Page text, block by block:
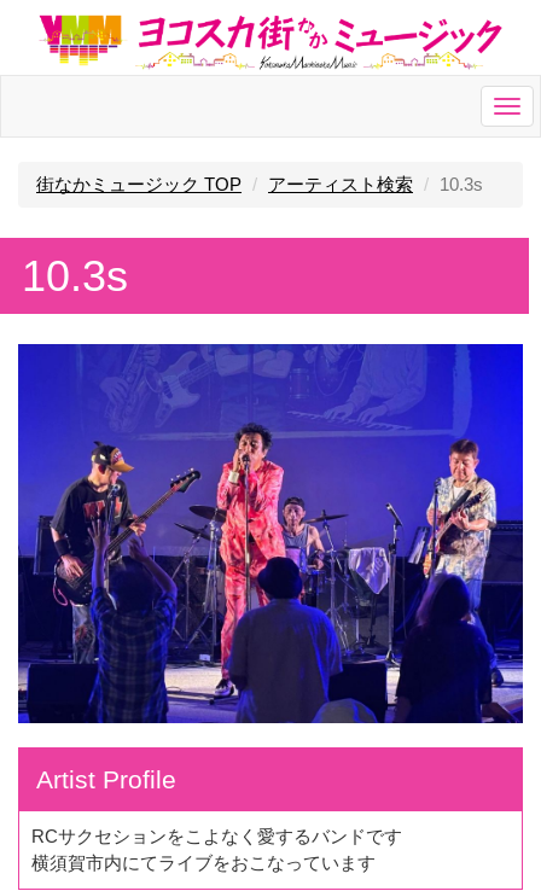
街なかミュージック TOP アーティスト検索 10.3s
10.3s
Artist Profile
RCサクセションをこよなく愛するバンドです
横須賀市内にてライブをおこなっています